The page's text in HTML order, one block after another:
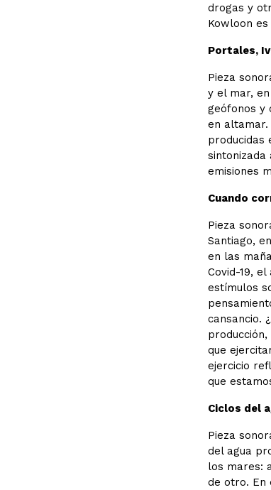
drogas y
Kowloon
Portales,
Pieza
y el mar,
geófonos y
en altamar.
producidas
emisiones
Cuando
Pieza
Santiago,
en las
Covid-19,
estímulos
cansancio.
que
ejercicio
que
Ciclos del
Pieza
del agua
los mares:
de otro. En